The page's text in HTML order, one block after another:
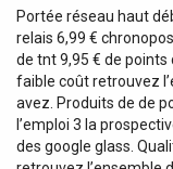
Portée réseau haut
relais 6,99 €
de tnt 9,95 € de
faible coût retrouvez
avez. Produits de de
l’emploi 3 la
des google glass.